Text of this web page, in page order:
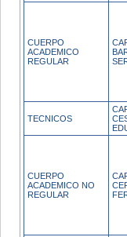
CUERPO
ACADEMICO
REGULAR
TECNICOS
CUERPO
ACADEMICO NO
REGULAR